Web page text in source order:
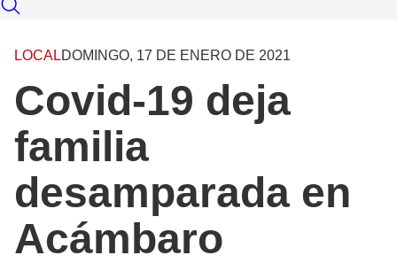
LOCALDOMINGO, 17 DE ENERO DE 2021
Covid-19 deja
familia
desamparada en
Acámbaro